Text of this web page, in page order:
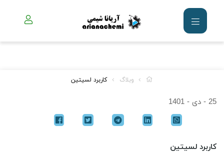
وبلاگ کاربرد لسیتین
25 - دی - 1401
کاربرد لسیتین